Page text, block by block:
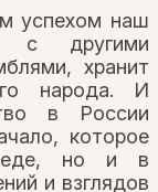
успехом наш
с другими
хранит
народа. И
в России
которое
но и в
и взглядов